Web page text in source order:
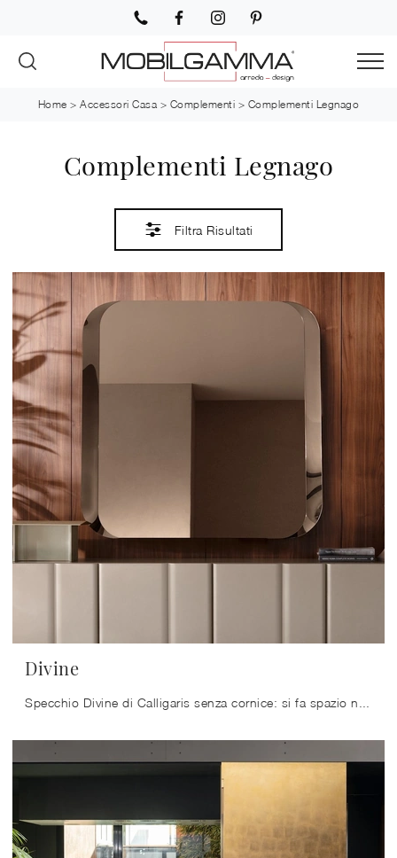
Home >Accessori Casa > Complementi > Complementi Legnago
Complementi Legnago
Filtra Risultati
Divine